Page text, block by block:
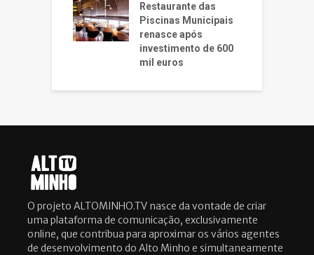
Restaurante das
Piscinas Municipais
renasce após
investimento de 600
mil euros
O projeto ALTOMINHO.TV nasce da vontade de criar
uma plataforma de comunicação, exclusivamente
online, que contribua para aproximar os vários agentes
de desenvolvimento do Alto Minho e simultaneamente